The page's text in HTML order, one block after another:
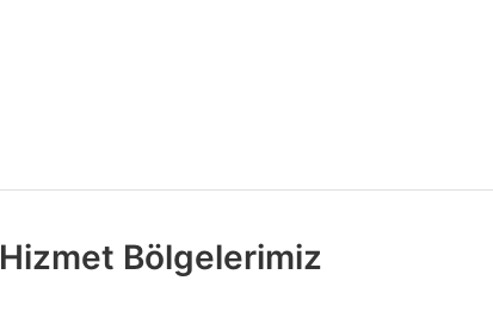
Hizmet Bölgelerimiz